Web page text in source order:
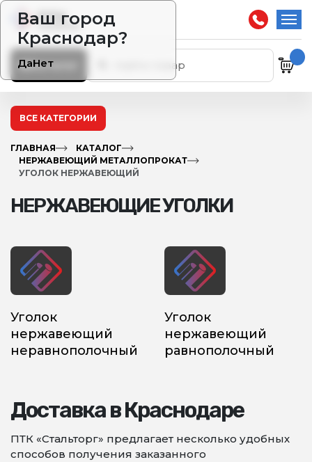
Ваш город
Краснодар?
ДаНет
Каталог
ВСЕ КАТЕГОРИИ
ГЛАВНАЯ
КАТАЛОГ
НЕРЖАВЕЮЩИЙ МЕТАЛЛОПРОКАТ
УГОЛОК НЕРЖАВЕЮЩИЙ
НЕРЖАВЕЮЩИЕ УГОЛКИ
Уголок
нержавеющий
неравнополочный
Уголок
нержавеющий
равнополочный
Доставка в Краснодаре
ПТК «Стальторг» предлагает несколько удобных
способов получения заказанного